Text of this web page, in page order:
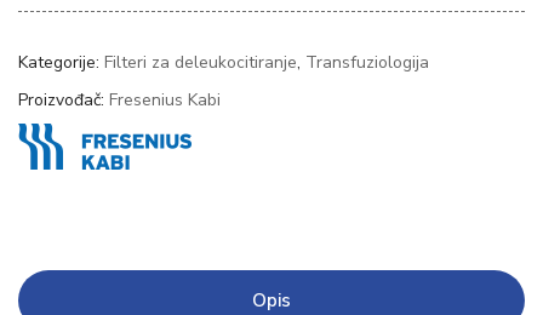
Kategorije: Filteri za deleukocitiranje, Transfuziologija
Proizvođač: Fresenius Kabi
Opis